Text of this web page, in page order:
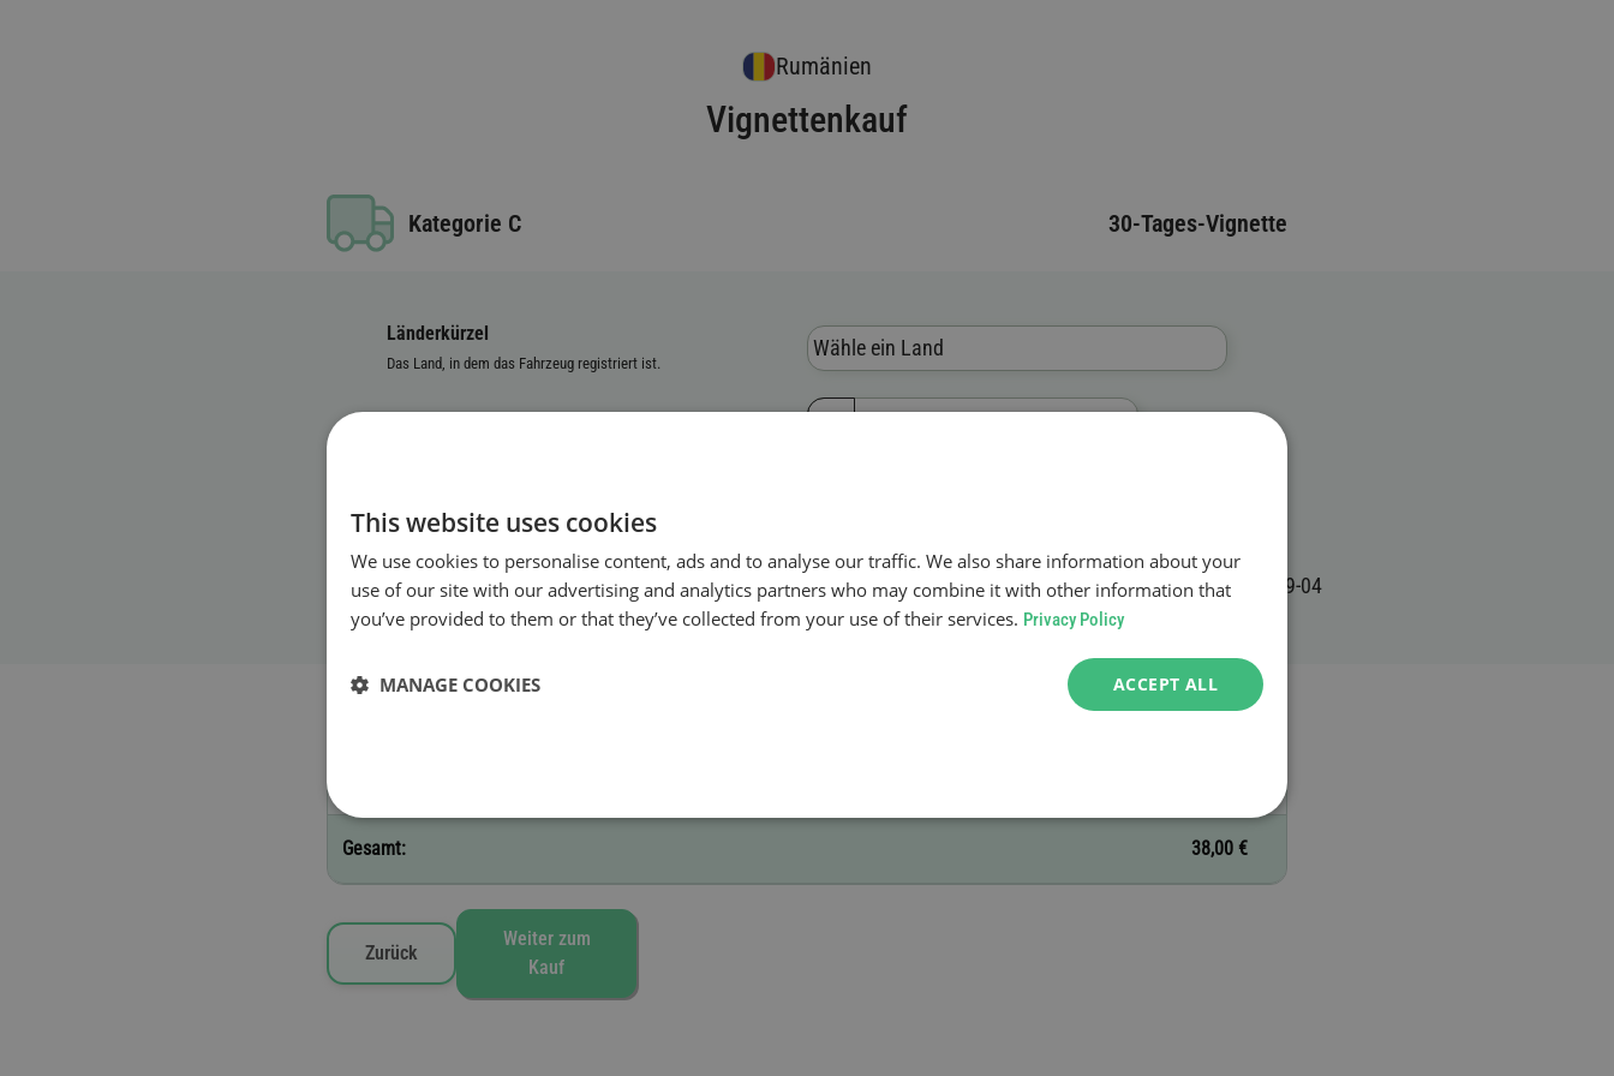
Rumänien
Vignettenkauf
Kategorie C 30-Tages-Vignette
Länderkürzel
Das Land, in dem das Fahrzeug registriert ist.
Wähle ein Land
Beginn der Gültigkeit
Ausgewählte Vignetten
Gesamt: 38,00 €
Zurück
Weiter zum
Kauf
This website uses cookies
We use cookies to personalise content, ads and to analyse our traffic. We also share information about your
use of our site with our advertising and analytics partners who may combine it with other information that
you’ve provided to them or that they’ve collected from your use of their services. Privacy Policy
ACCEPT ALL
MANAGE COOKIES